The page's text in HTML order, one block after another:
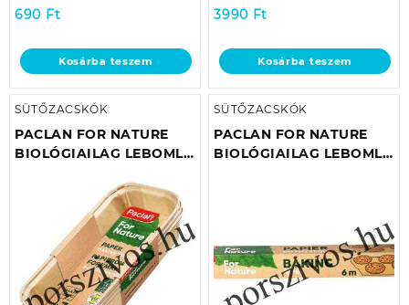
690 Ft
Kosárba teszem
3990 Ft
Kosárba teszem
SÜTŐZACSKÓK
PACLAN FOR NATURE
BIOLÓGIAILAG LEBOMLÓ
3DB/CSOMAG
SÜTŐZACSKÓK
PACLAN FOR NATURE
BIOLÓGIAILAG LEBOMLÓ